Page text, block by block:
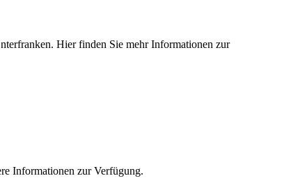
Hier finden Sie mehr Informationen zur
Informationen zur Verfügung.